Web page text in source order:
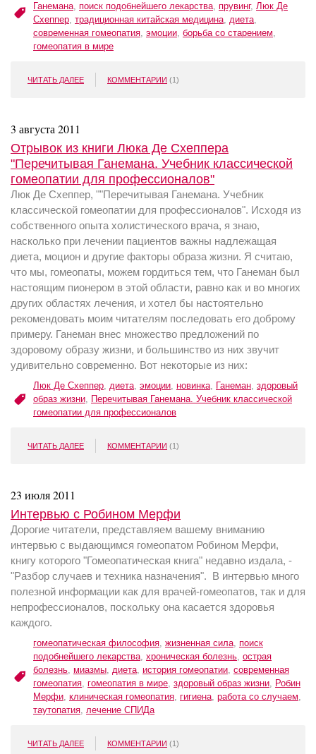
Ганемана, поиск подобнейшего лекарства, прувинг, Люк Де
Схеппер, традиционная китайская медицина, диета,
современная гомеопатия, эмоции, борьба со старением,
гомеопатия в мире
ЧИТАТЬ ДАЛЕЕ КОММЕНТАРИИ (1)
3 августа 2011
Отрывок из книги Люка Де Схеппера
"Перечитывая Ганемана. Учебник классической
гомеопатии для профессионалов"
Люк Де Схеппер, ""Перечитывая Ганемана. Учебник
классической гомеопатии для профессионалов". Исходя из
собственного опыта холистического врача, я знаю,
насколько при лечении пациентов важны надлежащая
диета, моцион и другие факторы образа жизни. Я считаю,
что мы, гомеопаты, можем гордиться тем, что Ганеман был
настоящим пионером в этой области, равно как и во многих
других областях лечения, и хотел бы настоятельно
рекомендовать моим читателям последовать его доброму
примеру. Ганеман внес множество предложений по
здоровому образу жизни, и большинство из них звучит
удивительно современно. Вот некоторые из них:
Люк Де Схеппер, диета, эмоции, новинка, Ганеман, здоровый
образ жизни, Перечитывая Ганемана. Учебник классической
гомеопатии для профессионалов
ЧИТАТЬ ДАЛЕЕ КОММЕНТАРИИ (1)
23 июля 2011
Интервью с Робином Мерфи
Дорогие читатели, представляем вашему вниманию
интервью с выдающимся гомеопатом Робином Мерфи,
книгу которого "Гомеопатическая книга" недавно издала, -
"Разбор случаев и техника назначения". В интервью много
полезной информации как для врачей-гомеопатов, так и для
непрофессионалов, поскольку она касается здоровья
каждого.
гомеопатическая философия, жизненная сила, поиск
подобнейшего лекарства, хроническая болезнь, острая
болезнь, миазмы, диета, история гомеопатии, современная
гомеопатия, гомеопатия в мире, здоровый образ жизни, Робин
Мерфи, клиническая гомеопатия, гигиена, работа со случаем,
таутопатия, лечение СПИДа
ЧИТАТЬ ДАЛЕЕ КОММЕНТАРИИ (1)